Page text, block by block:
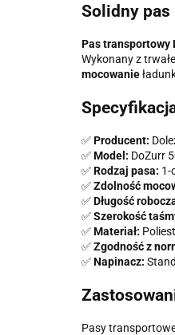
Solidny pas
Pas transportowy
Wykonany z
mocowanie
✅Producent:
✅Model: DoZurr
✅Rodzaj pasa: 1-
✅Zdolność
✅Długość
✅Szerokość
✅Materiał:
✅Zgodność z
✅Napinacz:
Pasy